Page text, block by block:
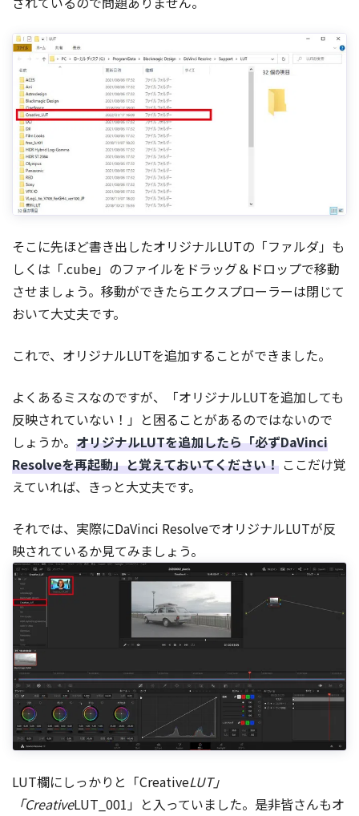
そこに先ほど書き出したオリジナルLUTの「ファルダ」も
しくは「.cube」のファイルをドラッグ＆ドロップで移動
させましょう。移動ができたらエクスプローラーは閉じて
おいて大丈夫です。
これで、オリジナルLUTを追加することができました。
よくあるミスなのですが、「オリジナルLUTを追加しても
反映されていない！」と困ることがあるのではないので
しょうか。 オリジナルLUTを追加したら「必ずDaVinci
Resolveを再起動」と覚えておいてください！ ここだけ覚
えていれば、きっと大丈夫です。
それでは、実際にDaVinci ResolveでオリジナルLUTが反
映されているか見てみましょう。
LUT欄にしっかりと「CreativeLUT」
「CreativeLUT_001」と入っていました。是非皆さんもオ